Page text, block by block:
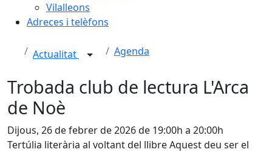
Vilalleons
Adreces i telèfons
Actualitat Agenda
Trobada club de lectura L'Arca
de Noè
Dijous, 26 de febrer de 2026 de 19:00h a 20:00h
Tertúlia literària al voltant del llibre Aquest deu ser el